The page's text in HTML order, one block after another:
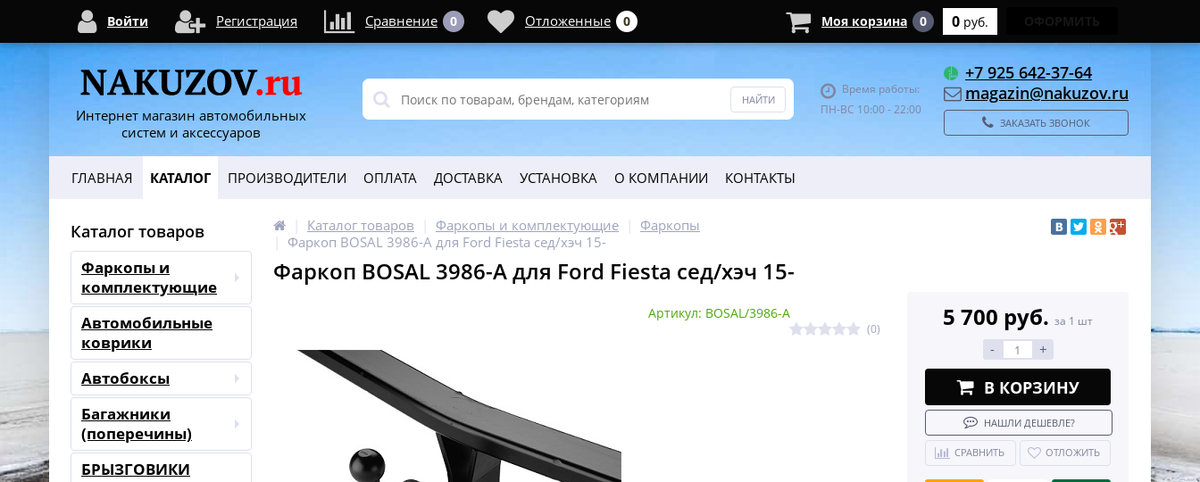
Интернет магазин автомобильных
систем и аксессуаров
Время работы:
ПН-ВС 10:00 - 22:00
+7 925 642-37-64
magazin@nakuzov.ru
ЗАКАЗАТЬ ЗВОНОК
ГЛАВНАЯ КАТАЛОГ ПРОИЗВОДИТЕЛИ ОПЛАТА ДОСТАВКА УСТАНОВКА О КОМПАНИИ КОНТАКТЫ
Каталог товаров
Фаркопы и
комплектующие
Автомобильные
коврики
Автобоксы
Багажники
(поперечины)
БРЫЗГОВИКИ
Каталог товаров Фаркопы и комплектующие
Фаркопы
Фаркоп BOSAL 3986-A для Ford Fiesta сед/хэч 15-
Фаркоп BOSAL 3986-A для Ford Fiesta сед/хэч 15-
Артикул: BOSAL/3986-A
(0) 5 700 руб. за 1 шт
- +
В КОРЗИНУ
НАШЛИ ДЕШЕВЛЕ?
СРАВНИТЬ ОТЛОЖИТЬ
Войти Регистрация Сравнение 0 Отложенные 0 Моя корзина 0 0 руб.